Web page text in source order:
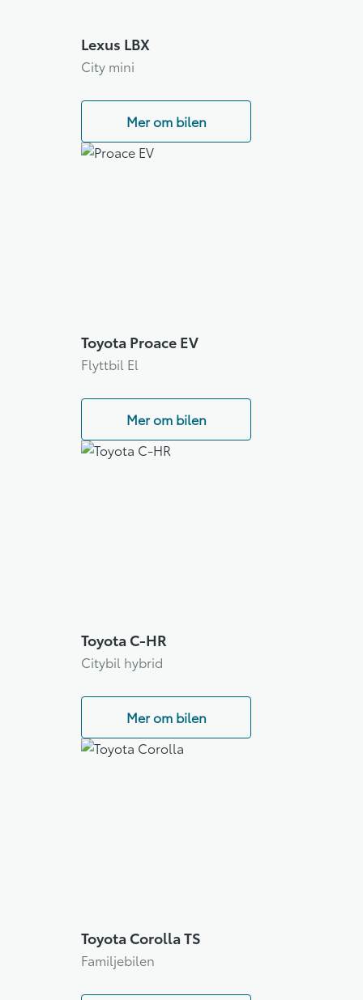
Lexus LBX
City mini
Mer om bilen
Toyota Proace EV
Flyttbil El
Mer om bilen
Toyota C-HR
Citybil hybrid
Mer om bilen
Toyota Corolla TS
Familjebilen